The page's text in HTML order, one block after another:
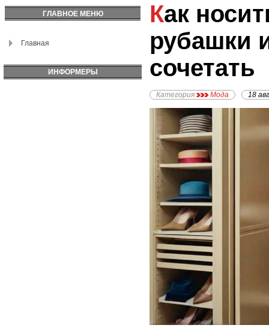
ГЛАВНОЕ МЕНЮ
Главная
ИНФОРМЕРЫ
Как носить платья-
рубашки
сочетать
Категория Мода 18